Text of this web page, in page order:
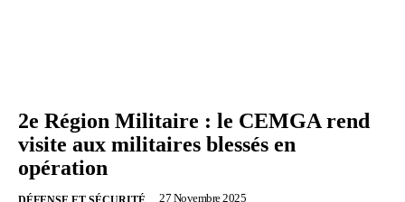
2e Région Militaire : le CEMGA rend
visite aux militaires blessés en
opération
27 Novembre 2025